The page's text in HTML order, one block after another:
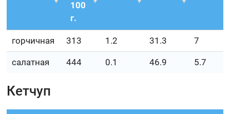
100
г.
горчичная 313 1.2 31.3 7
салатная 444 0.1 46.9 5.7
Кетчуп